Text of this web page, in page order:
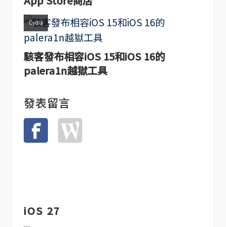
Cydia
駭客發布相容iOS 15和iOS 16的
palera1n越獄工具
發表留言
iOS 27